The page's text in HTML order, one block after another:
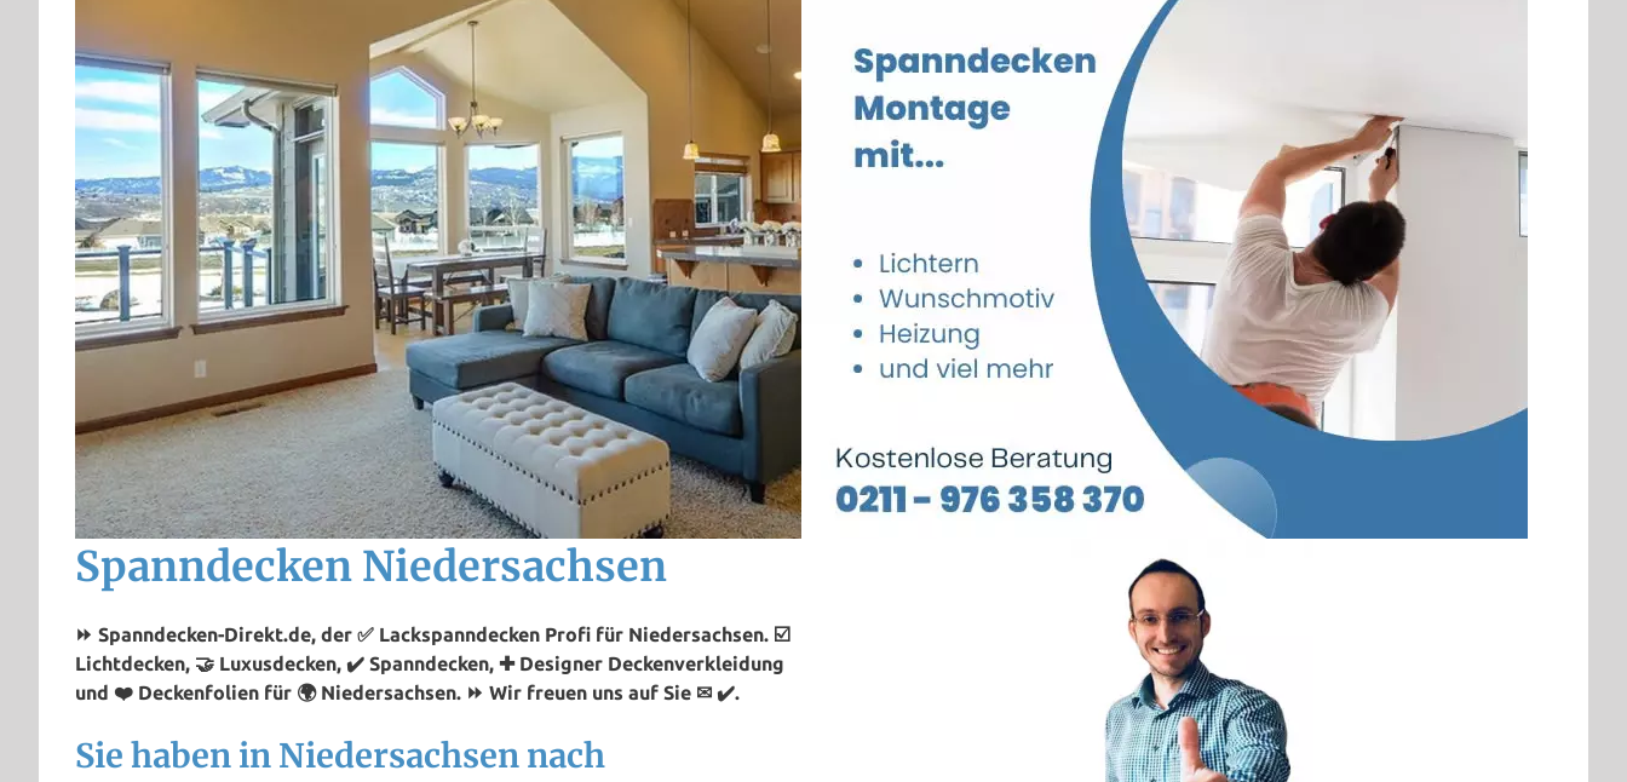
Spanndecken Niedersachsen
⏩ Spanndecken-Direkt.de, der ✅ Lackspanndecken Profi für Niedersachsen. ☑️
Lichtdecken, 🤝 Luxusdecken, ✔️ Spanndecken, ✚ Designer Deckenverkleidung
und ❤️ Deckenfolien für 🌍 Niedersachsen. ⏩ Wir freuen uns auf Sie ✉ ✔️.
Sie haben in Niedersachsen nach